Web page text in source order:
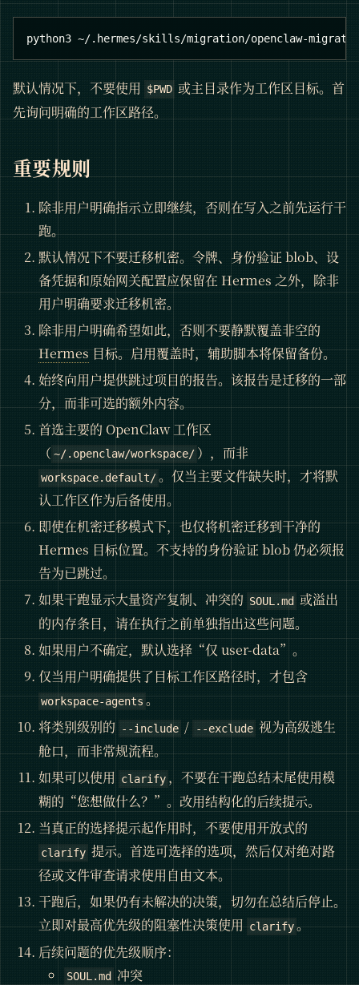
python3 ~/.hermes/skills/migration/openclaw-
默认情况下，不要使用 $PWD 或主目录作为工作区目标。首
先询问明确的工作区路径。
重要规则
除非用户明确指示立即继续，否则在写入之前先运行干
跑。
默认情况下不要迁移机密。令牌、身份验证 blob、设
备凭据和原始网关配置应保留在 Hermes 之外，除非
用户明确要求迁移机密。
除非用户明确希望如此，否则不要静默覆盖非空的
Hermes目标。启用覆盖时，辅助脚本将保留备份。
始终向用户提供跳过项目的报告。该报告是迁移的一部
分，而非可选的额外内容。
首选主要的 OpenClaw 工作区
（ ~/.openclaw/workspace/ ），而非
workspace.default/ 。仅当主要文件缺失时，才将默
认工作区作为后备使用。
即使在机密迁移模式下，也仅将机密迁移到干净的
Hermes 目标位置。不支持的身份验证 blob 仍必须报
告为已跳过。
如果干跑显示大量资产复制、冲突的 SOUL.md 或溢出
的内存条目，请在执行之前单独指出这些问题。
如果用户不确定，默认选择“仅 user-data”。
仅当用户明确提供了目标工作区路径时，才包含
workspace-agents 。
将类别级别的
--include / --exclude 视为高级逃生
舱口，而非常规流程。
如果可以使用 clarify ，不要在干跑总结末尾使用模
糊的“您想做什么？”。改用结构化的后续提示。
当真正的选择提示起作用时，不要使用开放式的
clarify 提示。首选可选择的选项，然后仅对绝对路
径或文件审查请求使用自由文本。
干跑后，如果仍有未解决的决策，切勿在总结后停止。
立即对最高优先级的阻塞性决策使用 clarify。
后续问题的优先级顺序：
SOUL.md 冲突